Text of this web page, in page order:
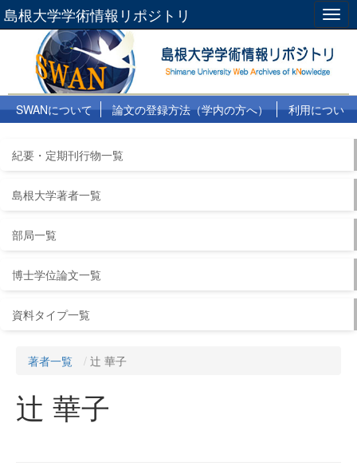
島根大学学術情報リポジトリ
SWANについて 論文の登録方法（学内の方へ）
利用につい
紀要・定期刊行物一覧
島根大学著者一覧
部局一覧
博士学位論文一覧
資料タイプ一覧
著者一覧 辻 華子
辻 華子